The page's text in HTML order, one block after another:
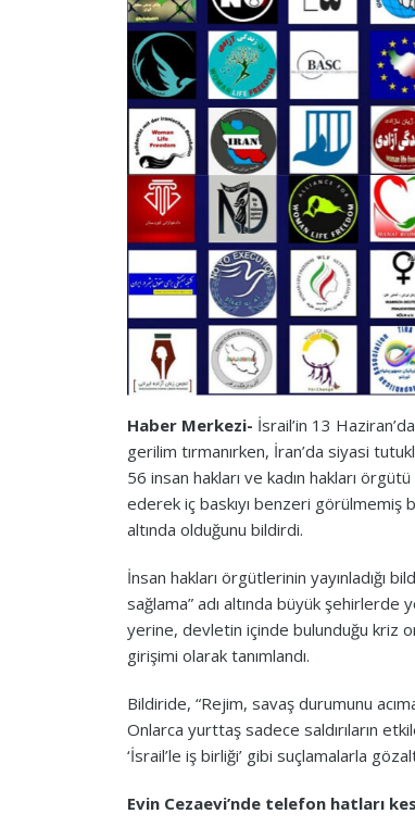
Haber Merkezi- İsrail’in 13
gerilim tırmanırken, İran’da siyasi
56 insan hakları ve kadın hakları
ederek iç baskıyı benzeri görülmemiş
altında olduğunu bildirdi.
İnsan hakları örgütlerinin yayınladığı
sağlama” adı altında büyük şehirlerde
yerine, devletin içinde bulunduğu kriz
girişimi olarak tanımlandı.
Bildiride, “Rejim, savaş durumunu
Onlarca yurttaş sadece saldırıların
‘İsrail’le iş birliği’ gibi suçlamalarla
Evin Cezaevi’nde telefon hatları